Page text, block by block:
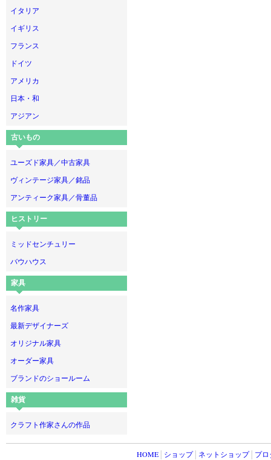
イタリア
イギリス
フランス
ドイツ
アメリカ
日本・和
アジアン
古いもの
ユーズド家具／中古家具
ヴィンテージ家具／銘品
アンティーク家具／骨董品
ヒストリー
ミッドセンチュリー
バウハウス
家具
名作家具
最新デザイナーズ
オリジナル家具
オーダー家具
ブランドのショールーム
雑貨
クラフト作家さんの作品
HOME ショップ│ ネットショップ│ プ